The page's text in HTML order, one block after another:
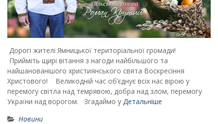
Дорогі жителі Ямницької територіальної громади!
Прийміть щирі вітання з нагоди найбільшого та
найшанованішого християнського свята Воскресіння
Христового! Великодній час об’єднує всіх нас вірою у
перемогу світла над темрявою, добра над злом, перемогу
України над ворогом. Згадаймо у Детальніше
Новини